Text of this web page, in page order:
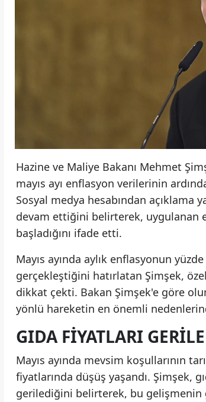
Hazine ve Maliye Bakanı Mehmet
mayıs ayı enflasyon verilerinin
Sosyal medya hesabından
devam ettiğini belirterek, uygulanan
başladığını ifade etti.
Mayıs ayında aylık enflasyonun
gerçekleştiğini hatırlatan Şimşek,
dikkat çekti. Bakan Şimşek'e göre
yönlü hareketin en önemli
GIDA FIYATLARI
Mayıs ayında mevsim koşullarının
fiyatlarında düşüş yaşandı. Şimşek,
gerilediğini belirterek, bu